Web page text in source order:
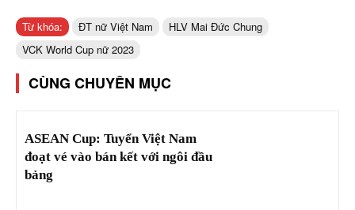
Từ khóa: ĐT nữ Việt Nam
HLV Mai Đức Chung
VCK World Cup nữ 2023
CÙNG CHUYÊN MỤC
ASEAN Cup: Tuyển Việt Nam
đoạt vé vào bán kết với ngôi đầu
bảng